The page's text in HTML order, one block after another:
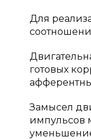
Для
готовых
Замысел
импульсов